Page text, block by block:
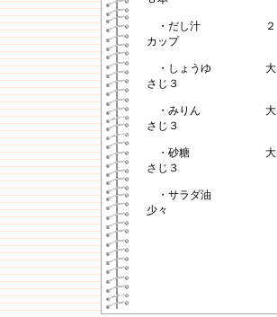
・だし汁 ２
カップ
・しょうゆ 大
さじ３
・みりん 大
さじ３
・砂糖 大
さじ３
・サラダ油
少々